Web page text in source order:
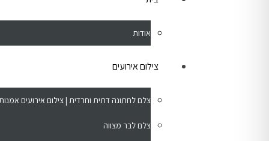
אודות
צילום אירועים
צלם לחתונה דתית וחרדית | צילום אירועים
צלם לבר מצווה